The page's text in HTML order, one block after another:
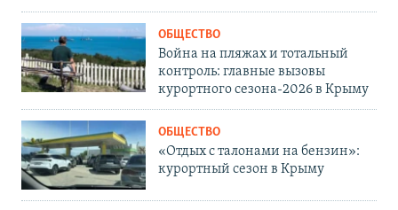
ОБЩЕСТВО
Война на пляжах и тотальный
контроль: главные вызовы
курортного сезона-2026 в Крыму
ОБЩЕСТВО
«Отдых с талонами на бензин»:
курортный сезон в Крыму